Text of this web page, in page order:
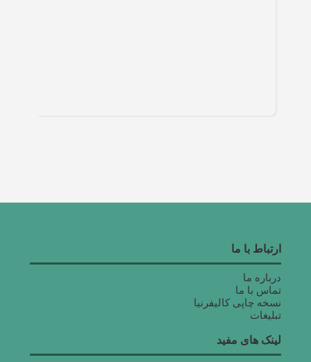
ارتباط با ما
درباره ما
تماس با ما
نسخه چاپی کالیفرنیا
تبلیغات
لینک های مفید